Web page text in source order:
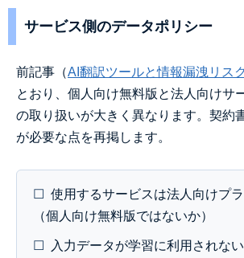
サービス側のデータポリシー
前記事（AI翻訳ツールと情報漏洩リスク
とおり、個人向け無料版と法人向けサ
の取り扱いが大きく異なります。契約
が必要な点を再掲します。
☐ 使用するサービスは法人向けプ
（個人向け無料版ではないか）
☐ 入力データが学習に利用されな